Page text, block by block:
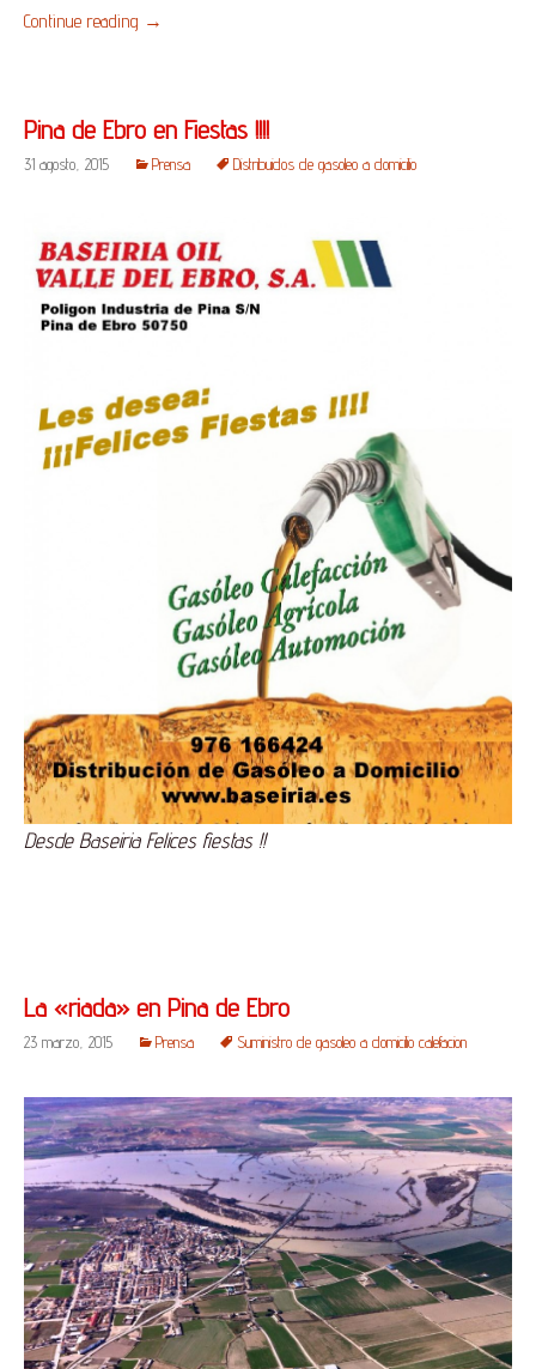
Continue reading →
Pina de Ebro en Fiestas !!!!
31 agosto, 2015 Prensa Distribuidos de gasoleo a domicilio
Desde Baseiria Felices fiestas !!
La «riada» en Pina de Ebro
23 marzo, 2015 Prensa Suministro de gasoleo a domicilio calefacion